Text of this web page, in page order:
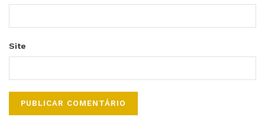
Site